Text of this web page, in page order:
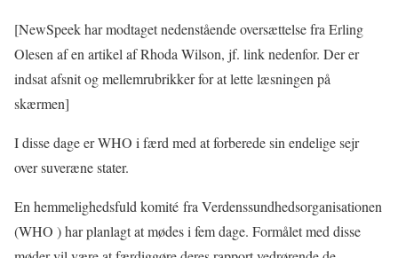
[NewSpeek har modtaget nedenstående oversættelse fra Erling
Olesen af en artikel af Rhoda Wilson, jf. link nedenfor. Der er
indsat afsnit og mellemrubrikker for at lette læsningen på
skærmen]
I disse dage er WHO i færd med at forberede sin endelige sejr
over suveræne stater.
En hemmelighedsfuld komité fra Verdenssundhedsorganisationen
(WHO ) har planlagt at mødes i fem dage. Formålet med disse